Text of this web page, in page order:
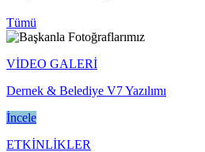
Tümü
VİDEO GALERİ
Dernek & Belediye V7 Yazılımı
İncele
ETKİNLİKLER